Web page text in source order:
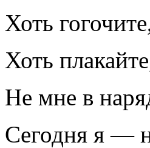
Хоть
Хоть
Не мне в
Сегодня я —